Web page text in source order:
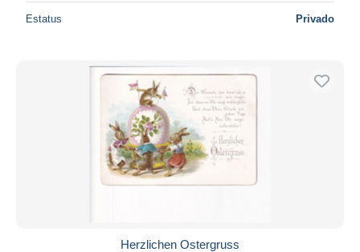
Estatus Privado
Herzlichen Ostergruss